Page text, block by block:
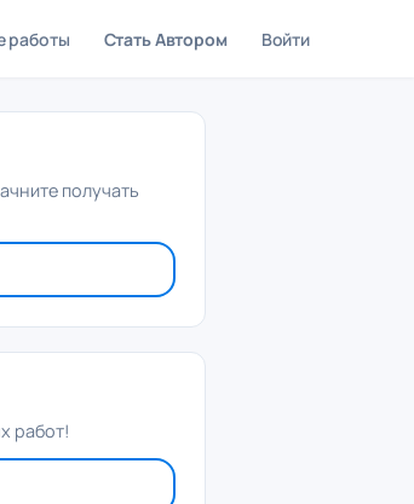
работы Стать Автором Войти
получать
работ!